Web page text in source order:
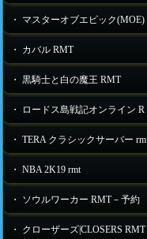
・ マスターオブエピック(MOE)
・ カバル RMT
・ 黒騎士と白の魔王 RMT
・ ロードス島戦記オンライン R
・ TERA クラシックサーバー rm
・ NBA 2K19 rmt
・ ソウルワーカー RMT－予約
・ クローザーズ|CLOSERS RMT